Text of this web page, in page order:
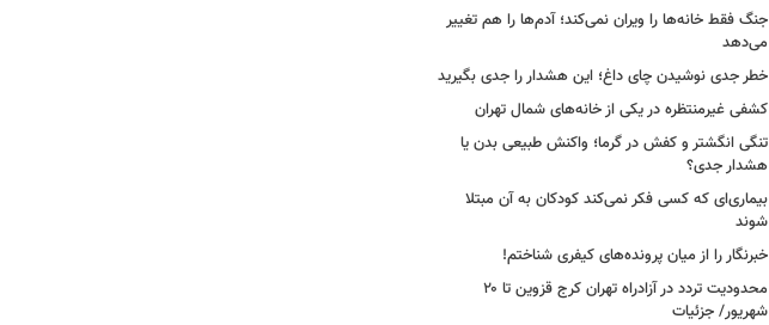
جنگ فقط خانه‌ها را ویران نمی‌کند؛ آدم‌ها را هم تغییر
می‌دهد
خطر جدی نوشیدن چای داغ؛ این هشدار را جدی بگیرید
کشفی غیرمنتظره در یکی از خانه‌های شمال تهران
تنگی انگشتر و کفش در گرما؛ واکنش طبیعی بدن یا
هشدار جدی؟
بیماری‌ای که کسی فکر نمی‌کند کودکان به آن مبتلا
شوند
خبرنگار را از میان پرونده‌های کیفری شناختم!
محدودیت تردد در آزادراه تهران کرج قزوین تا ۲۰
شهریور/ جزئیات